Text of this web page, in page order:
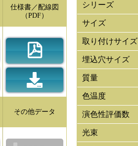
仕様書／配線図
（PDF）
その他データ
シリーズ
サイズ
取り付けサイズ
埋込穴サイズ
質量
色温度
演色性評価数
光束